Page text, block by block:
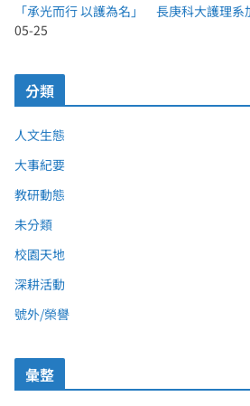
「承光而行 以護為名」 長庚科大護理系
05-25
分類
人文生態
大事紀要
教研動態
未分類
校園天地
深耕活動
號外/榮譽
彙整